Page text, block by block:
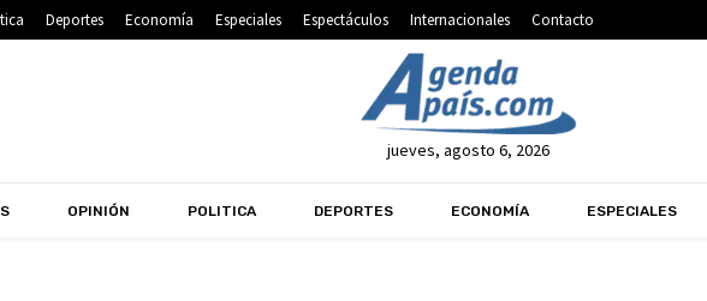
Deportes Economía Especiales Espectáculos Internacionales Contacto
jueves, agosto 6, 2026
OPINIÓN POLITICA DEPORTES ECONOMÍA ESPECIALES